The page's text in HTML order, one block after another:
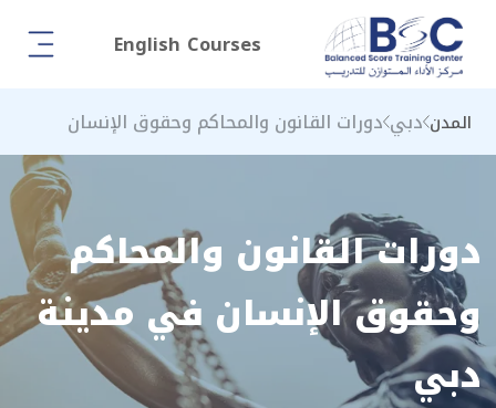
English Courses
المدن دبي دورات القانون والمحاكم وحقوق الإنسان
دورات القانون والمحاكم
وحقوق الإنسان في مدينة
دبي